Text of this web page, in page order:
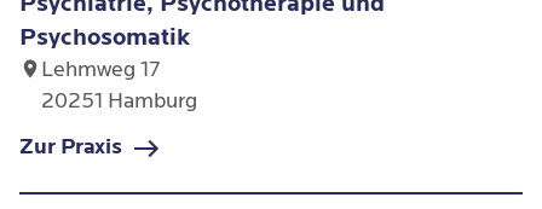
2020: Gruppentherapie in der
Fachklinik STZ Hamburg
Psychotherapeutin, Fachrichtung
Tiefenpsychologie
Psychosomatik
Lehmweg 17
20251 Hamburg
Zur Praxis